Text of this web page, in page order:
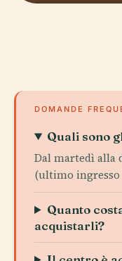
DOMANDE
Quali sono
Dal martedì alla
(ultimo ingresso
Quanto
acquistarli?